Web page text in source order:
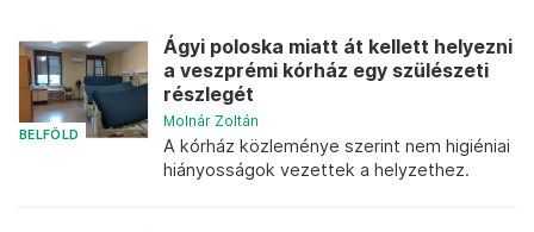
BELFÖLD
Ágyi poloska miatt át kellett helyezni
a veszprémi kórház egy szülészeti
részlegét
Molnár Zoltán
A kórház közleménye szerint nem higiéniai
hiányosságok vezettek a helyzethez.